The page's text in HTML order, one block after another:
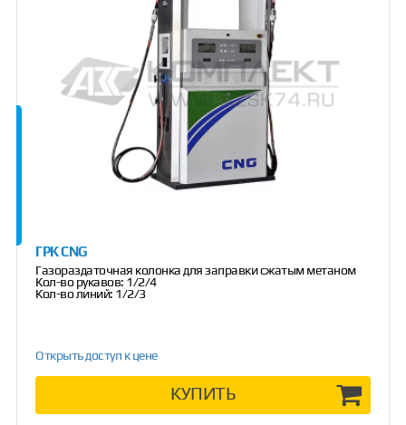
ГРК CNG
Газораздаточная колонка для заправки сжатым метаном
Кол-во рукавов: 1/2/4
Кол-во линий: 1/2/3
Открыть доступ к цене
КУПИТЬ